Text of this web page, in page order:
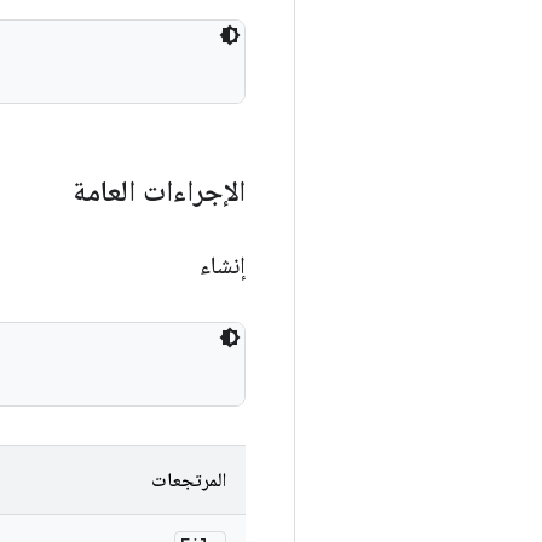
الإجراءات العامة
إنشاء
المرتجعات